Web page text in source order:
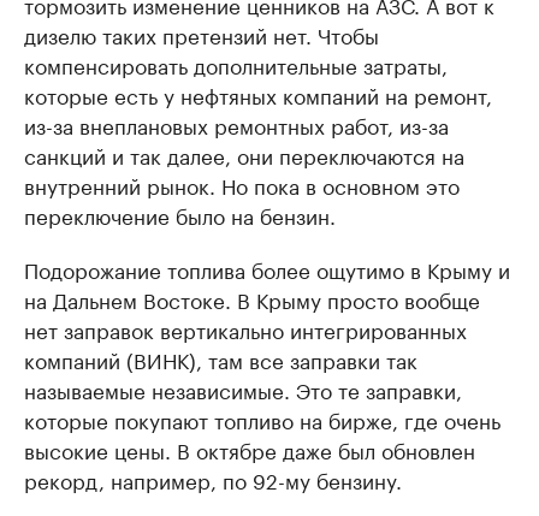
дизелю таких претензий нет. Чтобы
компенсировать дополнительные затраты,
которые есть у нефтяных компаний на ремонт,
из-за внеплановых ремонтных работ, из-за
санкций и так далее, они переключаются на
внутренний рынок. Но пока в основном это
переключение было на бензин.
Подорожание топлива более ощутимо в Крыму и
на Дальнем Востоке. В Крыму просто вообще
нет заправок вертикально интегрированных
компаний (ВИНК), там все заправки так
называемые независимые. Это те заправки,
которые покупают топливо на бирже, где очень
высокие цены. В октябре даже был обновлен
рекорд, например, по 92-му бензину.